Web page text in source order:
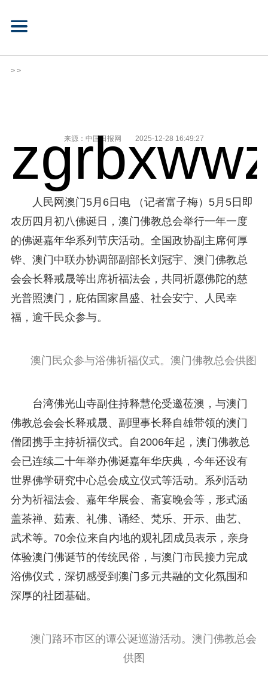
> >
来源：中国日报网 2025-12-28 16:49:27
人民网澳门5月6日电 （记者富子梅）5月5日即
农历四月初八佛诞日，澳门佛教总会举行一年一度
的佛诞嘉年华系列节庆活动。全国政协副主席何厚
铧、澳门中联办协调部副部长刘冠宇、澳门佛教总
会会长释戒晟等出席祈福法会，共同祈愿佛陀的慈
光普照澳门，庇佑国家昌盛、社会安宁、人民幸
福，逾千民众参与。
澳门民众参与浴佛祈福仪式。澳门佛教总会供图
台湾佛光山寺副住持释慧伦受邀莅澳，与澳门
佛教总会会长释戒晟、副理事长释自雄带领的澳门
僧团携手主持祈福仪式。自2006年起，澳门佛教总
会已连续二十年举办佛诞嘉年华庆典，今年还设有
世界佛学研究中心总会成立仪式等活动。系列活动
分为祈福法会、嘉年华展会、斋宴晚会等，形式涵
盖茶禅、茹素、礼佛、诵经、梵乐、开示、曲艺、
武术等。70余位来自内地的观礼团成员表示，亲身
体验澳门佛诞节的传统民俗，与澳门市民接力完成
浴佛仪式，深切感受到澳门多元共融的文化氛围和
深厚的社团基础。
澳门路环市区的谭公诞巡游活动。澳门佛教总会
供图